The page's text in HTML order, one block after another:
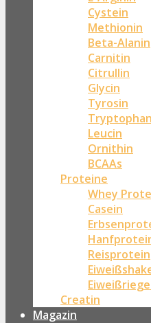
Cystein
Methionin
Beta-Alanin
Carnitin
Citrullin
Glycin
Tyrosin
Tryptophan
Leucin
Ornithin
BCAAs
Proteine
Whey
Casein
Reisprotein
Creatin
Magazin